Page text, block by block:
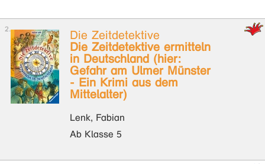
Die Zeitdetektive
Die Zeitdetektive ermitteln
in Deutschland (hier:
Gefahr am Ulmer Münster
- Ein Krimi aus dem
Mittelalter)
Lenk, Fabian
Ab Klasse 5